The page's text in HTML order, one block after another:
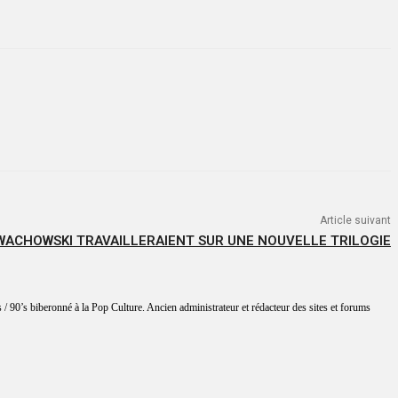
Article suivant
TRAVAILLERAIENT SUR UNE NOUVELLE TRILOGIE
biberonné à la Pop Culture. Ancien administrateur et rédacteur des sites et forums